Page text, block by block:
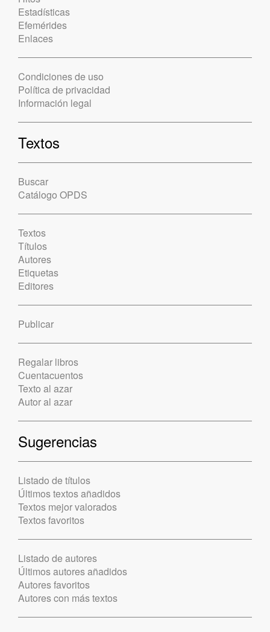
Estadísticas
Efemérides
Enlaces
Condiciones de uso
Política de privacidad
Información legal
Textos
Buscar
Catálogo OPDS
Textos
Títulos
Autores
Etiquetas
Editores
Publicar
Regalar libros
Cuentacuentos
Texto al azar
Autor al azar
Sugerencias
Listado de títulos
Últimos textos añadidos
Textos mejor valorados
Textos favoritos
Listado de autores
Últimos autores añadidos
Autores favoritos
Autores con más textos